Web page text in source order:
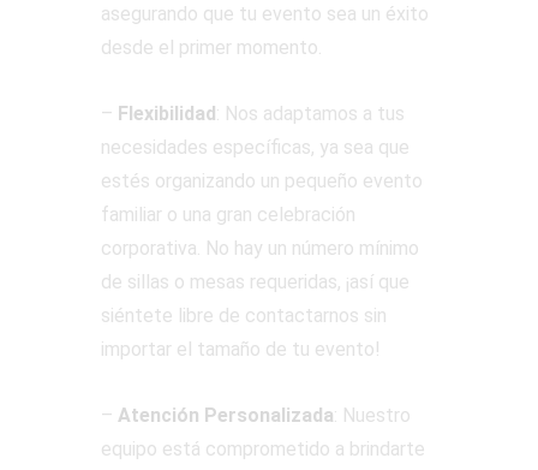
asegurando que tu evento sea un éxito
desde el primer momento.
– Flexibilidad: Nos adaptamos a tus
necesidades específicas, ya sea que
estés organizando un pequeño evento
familiar o una gran celebración
corporativa. No hay un número mínimo
de sillas o mesas requeridas, ¡así que
siéntete libre de contactarnos sin
importar el tamaño de tu evento!
– Atención Personalizada: Nuestro
equipo está comprometido a brindarte